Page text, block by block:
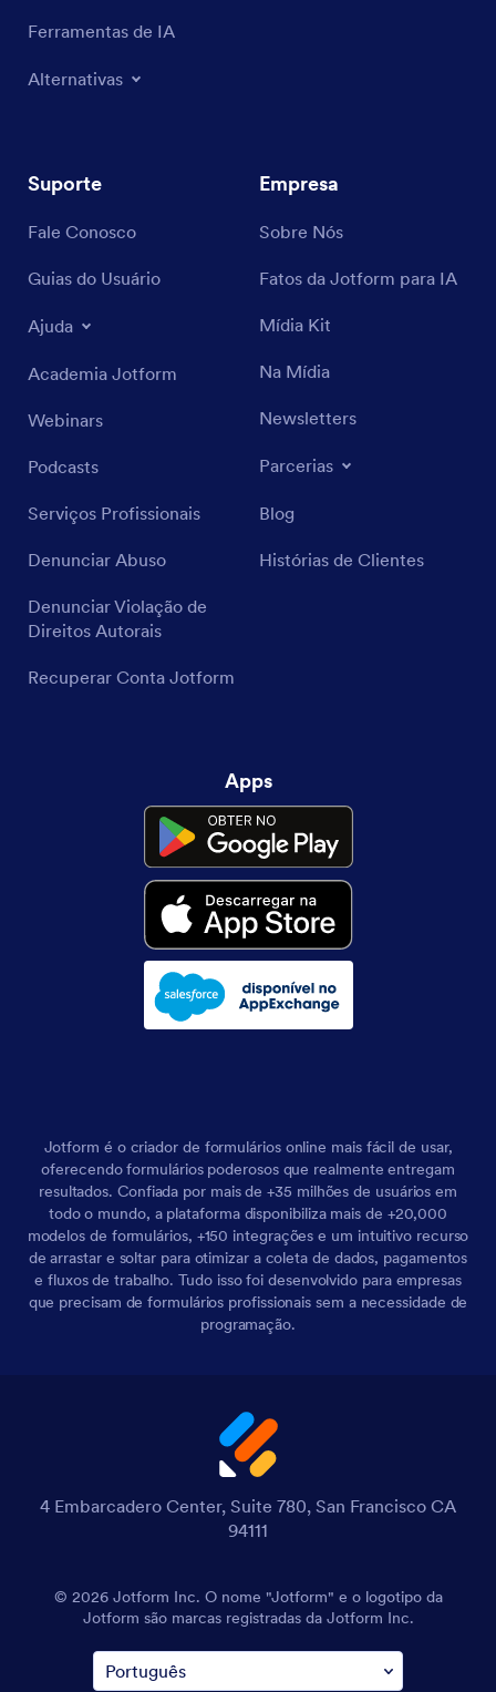
Ferramentas de IA
Alternativas
Suporte
Fale Conosco
Guias do Usuário
Ajuda
Academia Jotform
Webinars
Podcasts
Serviços Profissionais
Denunciar Abuso
Denunciar Violação de
Direitos Autorais
Recuperar Conta Jotform
Empresa
Sobre Nós
Fatos da Jotform para IA
Mídia Kit
Na Mídia
Newsletters
Parcerias
Blog
Histórias de Clientes
Apps
Jotform é o criador de formulários online mais fácil de usar,
oferecendo formulários poderosos que realmente entregam
resultados. Confiada por mais de +35 milhões de usuários em
todo o mundo, a plataforma disponibiliza mais de +20,000
modelos de formulários, +150 integrações e um intuitivo recurso
de arrastar e soltar para otimizar a coleta de dados, pagamentos
e fluxos de trabalho. Tudo isso foi desenvolvido para empresas
que precisam de formulários profissionais sem a necessidade de
programação.
4 Embarcadero Center, Suite 780, San Francisco CA
94111
© 2026 Jotform Inc. O nome "Jotform" e o logotipo da
Jotform são marcas registradas da Jotform Inc.